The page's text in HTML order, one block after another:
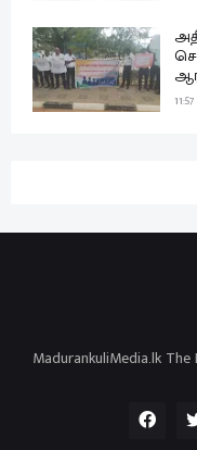
MadurankuliMedia.lk